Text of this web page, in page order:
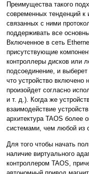
Преимущества такого
современных тенденций к
связанных с ними
поддерживать все
Включенное в сеть
присутствующие
контроллеры дисков или
подсоединение, и
что устройство включено
произойдет согласно
и т. д.). Когда же
взаимодействие
архитектура TAOS более
системами, чем любой из
Для того чтобы начать
наличие виртуального
контроллером TAOS,